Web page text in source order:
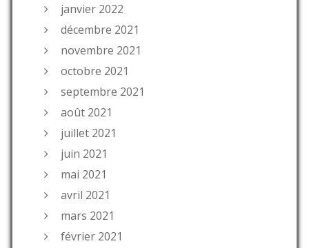
janvier 2022
décembre 2021
novembre 2021
octobre 2021
septembre 2021
août 2021
juillet 2021
juin 2021
mai 2021
avril 2021
mars 2021
février 2021